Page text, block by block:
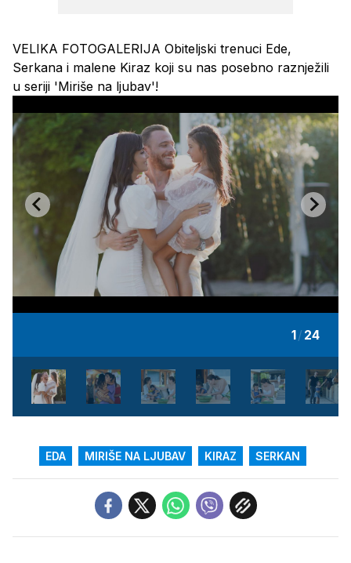
VELIKA FOTOGALERIJA Obiteljski trenuci Ede,
Serkana i malene Kiraz koji su nas posebno raznježili
u seriji 'Miriše na ljubav'!
1/ 24
EDA MIRIŠE NA LJUBAV KIRAZ SERKAN